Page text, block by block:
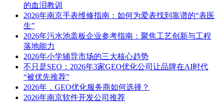
的血泪教训
2026年南京手表维修指南：如何为爱表找到靠谱的“表医
生”
2026年污水池盖板企业参考指南：聚焦工艺创新与工程
落地能力
2026年小学辅导市场的三大核心趋势
不只是SEO：2026年3家GEO优化公司让品牌在AI时代
“被优先推荐”
2026年，GEO优化服务商如何选择？
2026年南京软件开发公司推荐